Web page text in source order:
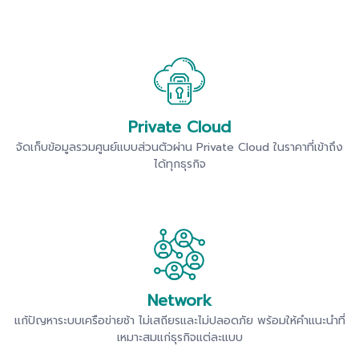
Private Cloud
จัดเก็บข้อมูลรวมศูนย์แบบส่วนตัวผ่าน Private Cloud ในราคาที่เข้าถึง
ได้ทุกธุรกิจ
Network
แก้ปัญหาระบบเครือข่ายช้า ไม่เสถียรและไม่ปลอดภัย พร้อมให้คำแนะนำที่
เหมาะสมแก่ธุรกิจแต่ละแบบ